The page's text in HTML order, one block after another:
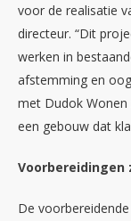
voor de realisatie
directeur. “Dit
werken in
afstemming en
met Dudok
een gebouw dat
De